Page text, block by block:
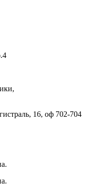
16, оф 702-704